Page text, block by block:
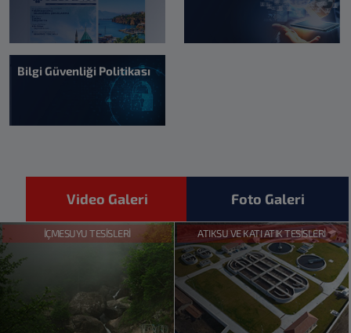
Bilgi Güvenliği Politikası
Video Galeri Foto Galeri
İÇMESUYU TESİSLERİ ATIKSU VE KATI ATIK TESİSLERİ